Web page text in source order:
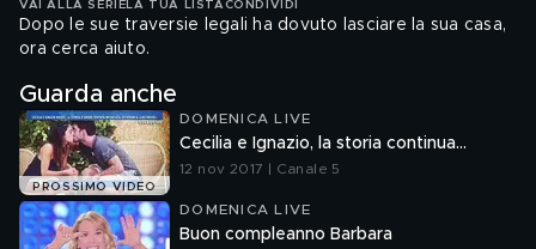
VAI ALLA SERIE LA TUA LISTA CONDIVIDI
Dopo le sue traversie legali ha dovuto lasciare la sua casa,
ora cerca aiuto.
Guarda anche
PROSSIMO VIDEO
DOMENICA LIVE
Cecilia e Ignazio, la storia continua...
12 nov 2017 | Canale 5
DOMENICA LIVE
Buon compleanno Barbara